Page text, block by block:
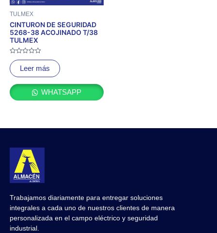
TULMEX
CINTURON DE SEGURIDAD
5268-38 ACOJINADO T/38
TULMEX
Valorado
con
0
de
Leer más
WHATSAPP
Trabajamos diariamente para entregar soluciones
integrales a cada uno de nuestros clientes de manera
personalizada en el campo eléctrico y seguridad
industrial.